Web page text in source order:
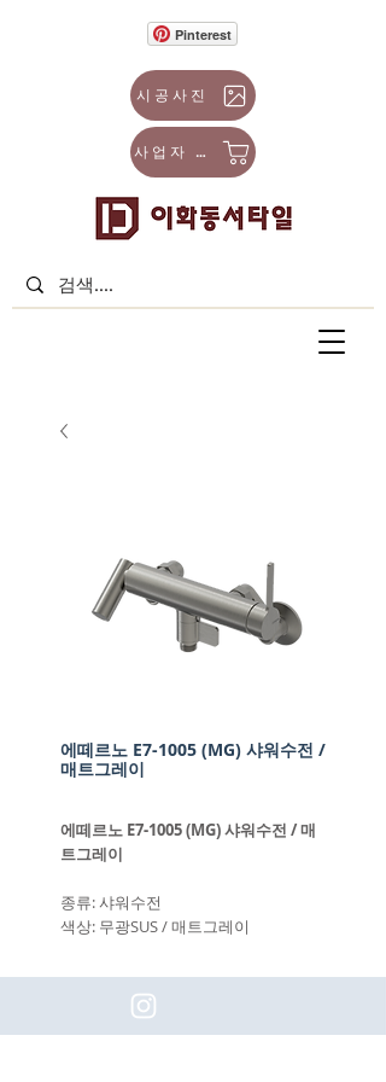
사업자 몰
시공사진
Pinterest
에떼르노 E7-1005 (MG) 샤워수전 /
매트그레이
에떼르노 E7-1005 (MG) 샤워수전 / 매
트그레이
종류: 샤워수전
색상: 무광SUS / 매트그레이